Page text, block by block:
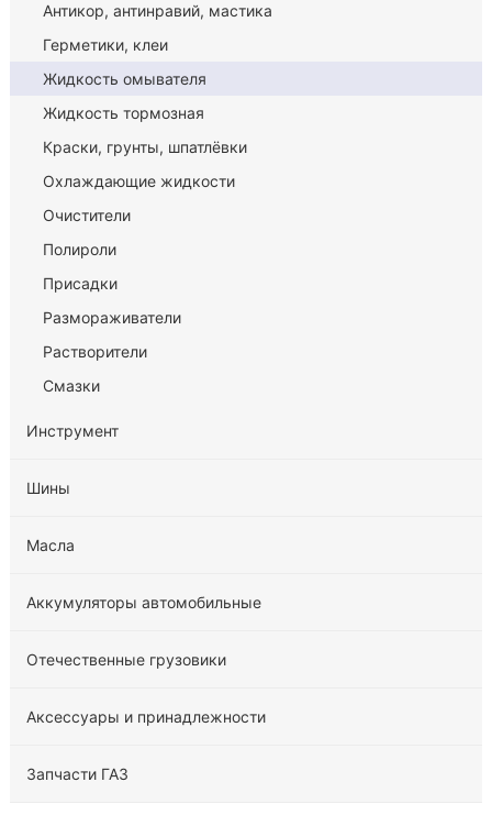
Антикор, антинравий, мастика
Герметики, клеи
Жидкость омывателя
Жидкость тормозная
Краски, грунты, шпатлёвки
Охлаждающие жидкости
Очистители
Полироли
Присадки
Размораживатели
Растворители
Смазки
Инструмент
Шины
Масла
Аккумуляторы автомобильные
Отечественные грузовики
Аксессуары и принадлежности
Запчасти ГАЗ